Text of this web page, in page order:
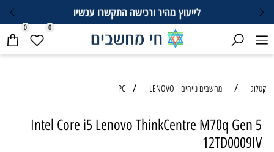
לייעוץ מהיר ורכישה התקשרו עכשיו
0 0
קטלוג / מחשבים נייחים PC / LENOVO
Intel Core i5 Lenovo ThinkCentre M70q Gen 5
12TD0009IV